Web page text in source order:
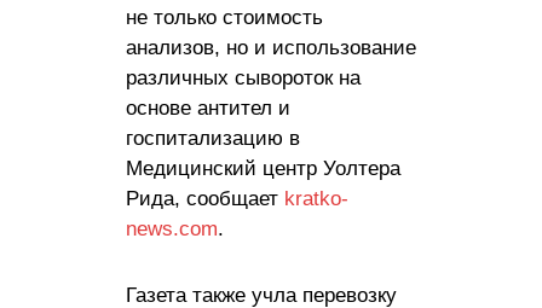
не только стоимость
анализов, но и использование
различных сывороток на
основе антител и
госпитализацию в
Медицинский центр Уолтера
Рида, сообщает kratko-
news.com.
Газета также учла перевозку